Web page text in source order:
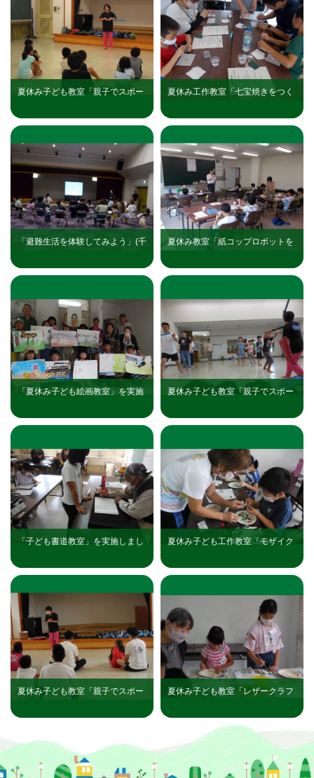
夏休み子ども教室「親子でスポー
夏休み工作教室「七宝焼きをつく
「避難生活を体験してみよう」(千
夏休み教室「紙コップロボットを
作ろう」を実施しました
「夏休み子ども絵画教室」を実施
夏休み子ども教室「親子でスポー
「子ども書道教室」を実施しまし
夏休み子ども工作教室「モザイク
夏休み子ども教室「親子でスポー
ツチャンバラを楽しもう！」を実
夏休み子ども教室「レザークラフ